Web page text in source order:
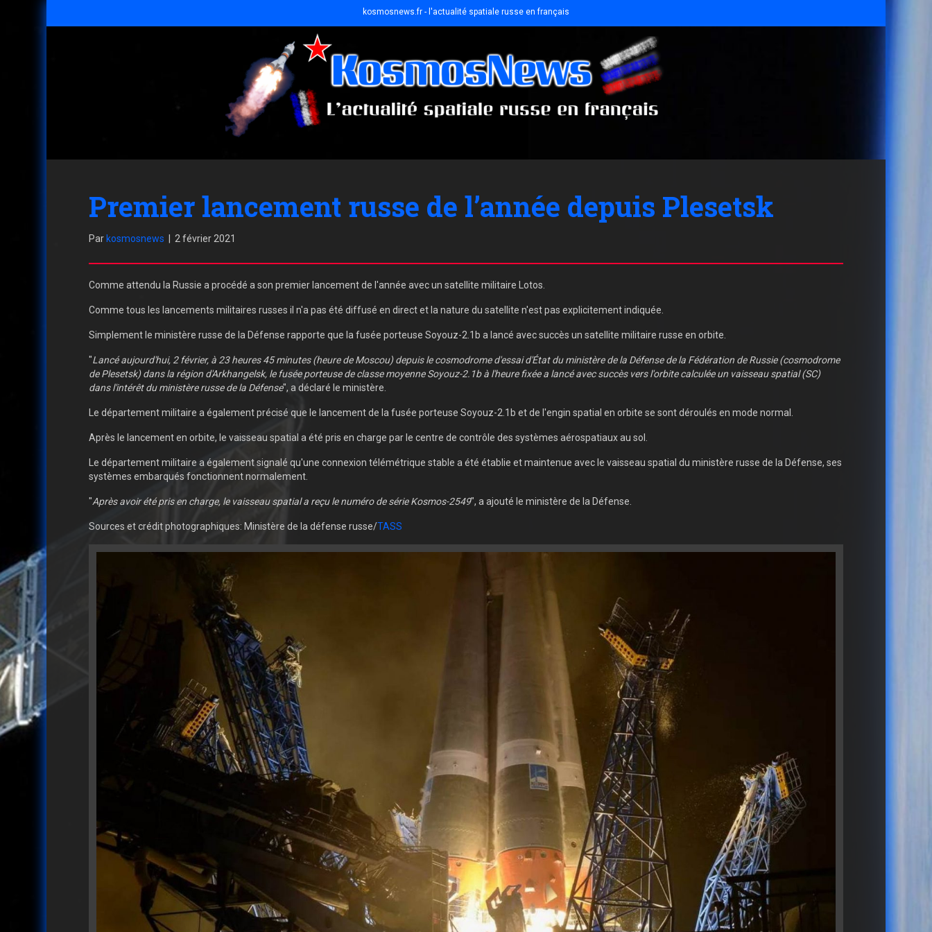
kosmosnews.fr - l'actualité spatiale russe en français
Premier lancement russe de l’année depuis Plesetsk
Par kosmosnews 2 février 2021
Comme attendu la Russie a procédé a son premier lancement de l'année avec un satellite militaire Lotos.
Comme tous les lancements militaires russes il n'a pas été diffusé en direct et la nature du satellite n'est pas explicitement indiquée.
Simplement le ministère russe de la Défense rapporte que la fusée porteuse Soyouz-2.1b a lancé avec succès un satellite militaire russe en orbite.
"Lancé aujourd'hui, 2 février, à 23 heures 45 minutes (heure de Moscou) depuis le cosmodrome d'essai d'État du ministère de la Défense de la Fédération de Russie (cosmodrome
de Plesetsk) dans la région d'Arkhangelsk, le fusée porteuse de classe moyenne Soyouz-2.1b à l'heure fixée a lancé avec succès vers l'orbite calculée un vaisseau spatial (SC)
dans l'intérêt du ministère russe de la Défense", a déclaré le ministère.
Le département militaire a également précisé que le lancement de la fusée porteuse Soyouz-2.1b et de l'engin spatial en orbite se sont déroulés en mode normal.
Après le lancement en orbite, le vaisseau spatial a été pris en charge par le centre de contrôle des systèmes aérospatiaux au sol.
Le département militaire a également signalé qu'une connexion télémétrique stable a été établie et maintenue avec le vaisseau spatial du ministère russe de la Défense, ses
systèmes embarqués fonctionnent normalement.
"Après avoir été pris en charge, le vaisseau spatial a reçu le numéro de série Kosmos-2549", a ajouté le ministère de la Défense.
Sources et crédit photographiques: Ministère de la défense russe/TASS